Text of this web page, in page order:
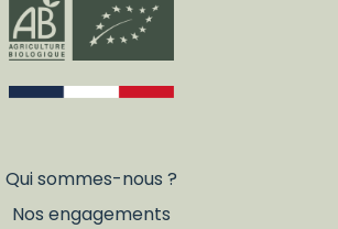
Qui sommes-nous ?
Nos engagements